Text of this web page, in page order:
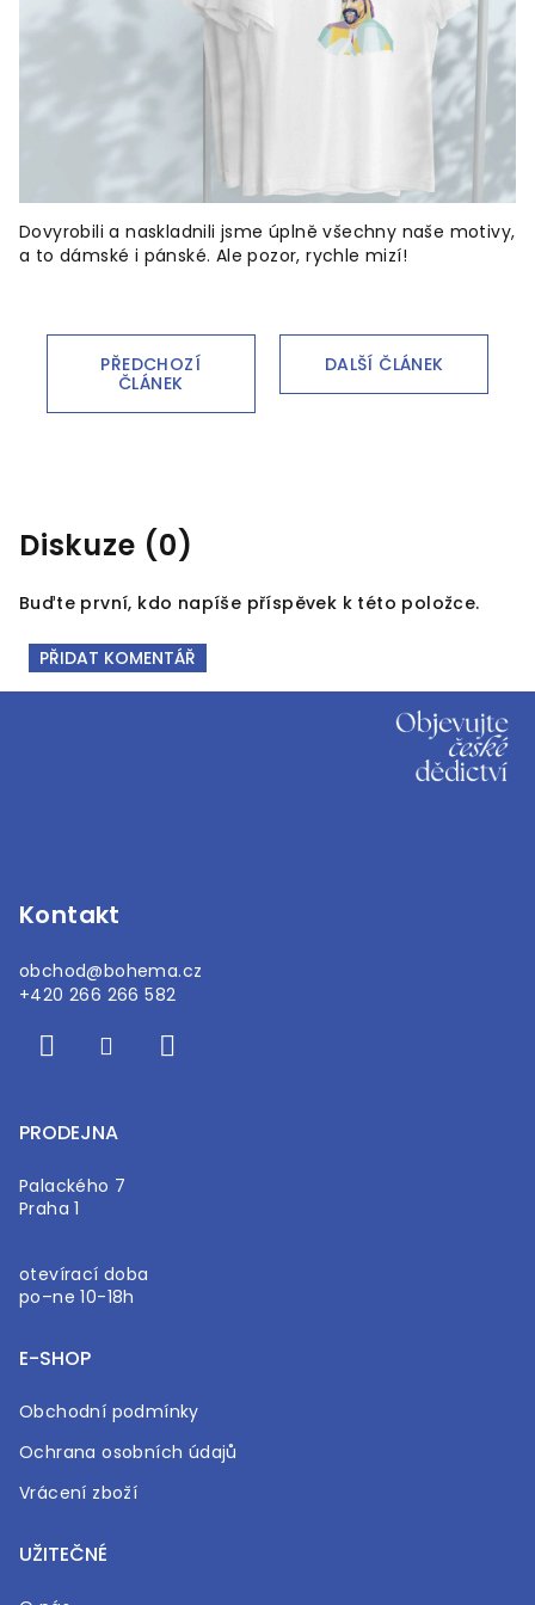
Dovyrobili a naskladnili jsme úplně všechny naše motivy,
a to dámské i pánské. Ale pozor, rychle mizí!
PŘEDCHOZÍ
ČLÁNEK
DALŠÍ ČLÁNEK
Diskuze (0)
Buďte první, kdo napíše příspěvek k této položce.
PŘIDAT KOMENTÁŘ
Kontakt
obchod@bohema.cz
+420 266 266 582
PRODEJNA
Palackého 7
Praha 1
otevírací doba
po–ne 10-18h
E-SHOP
Obchodní podmínky
Ochrana osobních údajů
Vrácení zboží
UŽITEČNÉ